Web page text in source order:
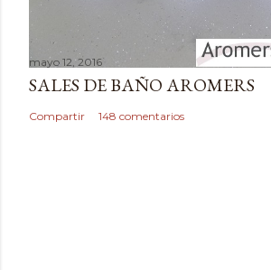
mayo 12, 2016
SALES DE BAÑO AROMERS
Compartir 148 comentarios